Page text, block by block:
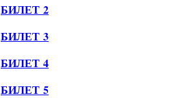
БИЛЕТ 2
БИЛЕТ 3
БИЛЕТ 4
БИЛЕТ 5